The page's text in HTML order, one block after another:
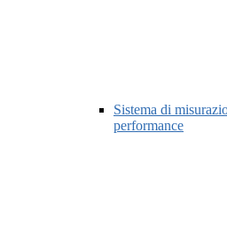
Sistema di
performance